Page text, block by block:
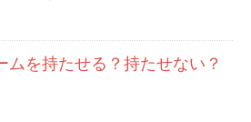
ムを持たせる？持たせない？